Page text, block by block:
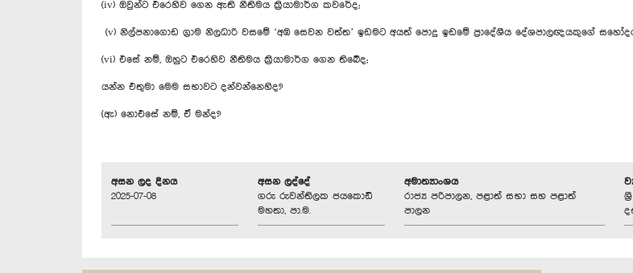
(iv) ඔවුන්ට එරෙහිව ගෙන ඇති නීතිමය ක්‍රියාමාර්ග කවරේද;
(v) නිල්පනාගොඩ ග්‍රාම නිලධාරි වසමේ ‘අඹ සෙවන වත්ත’ ඉඩමට අයත් පොදු ඉඩමේ ප්‍රාදේශීය දේශපාලඥයකුගේ
(vi) එසේ නම්, ඔහුට එරෙහිව නීතිමය ක්‍රියාමාර්ග ගෙන තිබේද;
යන්න එතුමා මෙම සභාවට දන්වන්නෙහිද?
(ඇ) නොඑසේ නම්, ඒ මන්ද?
අසන ලද දිනය
2025-07-08
අසන ලද්දේ
ගරු රුවන්තිලක ජයකොඩි
මහතා, පා.ම.
අමාත්‍යාංශය
රාජ්‍ය පරිපාලන, පළාත් සභා සහ පළාත්
පාලන